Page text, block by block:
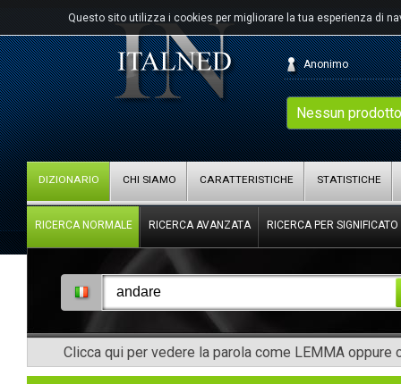
Questo sito utilizza i cookies per migliorare la tua esperienza di
Nessun
Anonimo
DIZIONARIO CHI SIAMO CARATTERISTICHE STATISTICHE
RICERCA NORMALE RICERCA AVANZATA RICERCA PER SIGNIFICATO
Clicca qui per vedere la parola come LEMMA oppure